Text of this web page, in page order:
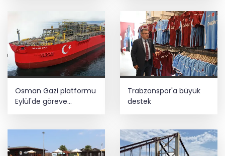
Osman Gazi platformu
Eylül'de göreve
başlayacak... Gabar’da
83 bin 200 varile ulaştı
Trabzonspor'a büyük
destek